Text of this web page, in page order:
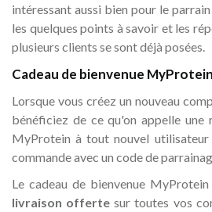
intéressant aussi bien pour le
les quelques points à savoir et les
plusieurs clients se sont déjà posées.
Cadeau de bienvenue MyProtein
Lorsque vous créez un nouveau
bénéficiez de ce qu'on appelle une
MyProtein à tout nouvel
commande avec un code de
Le cadeau de bienvenue
livraison offerte sur toutes vos